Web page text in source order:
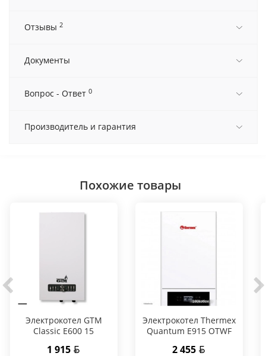
Отзывы 2
Документы
Вопрос - Ответ 0
Производитель и гарантия
Похожие товары
Электрокотел GTM
Classic E600 15
1 915
Электрокотел Thermex
Quantum E915 OTWF
2 455